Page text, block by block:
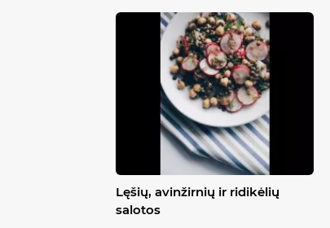
Lęšių, avinžirnių ir ridikėlių
salotos